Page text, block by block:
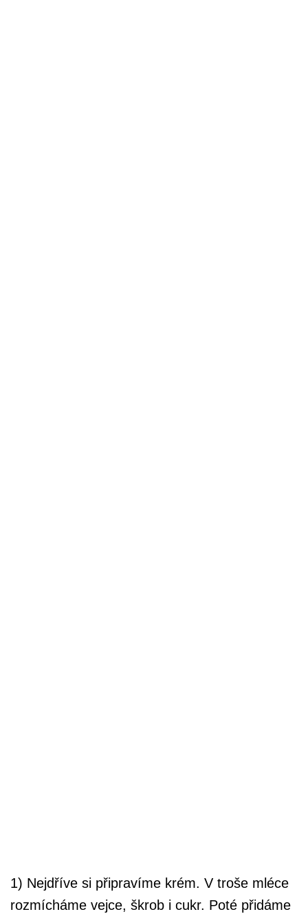
1) Nejdříve si připravíme krém. V troše mléce
rozmícháme vejce, škrob i cukr. Poté přidáme